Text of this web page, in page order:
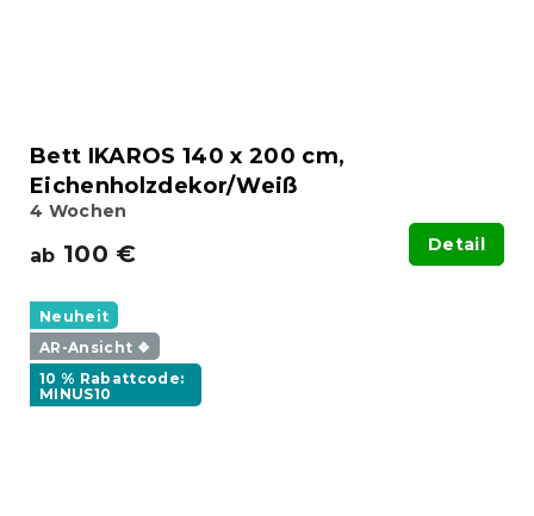
Bett IKAROS 140 x 200 cm,
Eichenholzdekor/Weiß
4 Wochen
ab 100 € Detail
Neuheit
AR-Ansicht ❖
10 % Rabattcode:
MINUS10